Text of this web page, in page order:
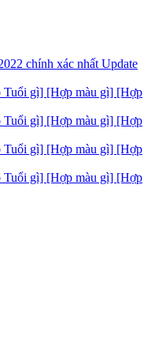
chính xác nhất Update
Tuổi gì] [Hợp màu gì] [Hợp
Tuổi gì] [Hợp màu gì] [Hợp
Tuổi gì] [Hợp màu gì] [Hợp
Tuổi gì] [Hợp màu gì] [Hợp